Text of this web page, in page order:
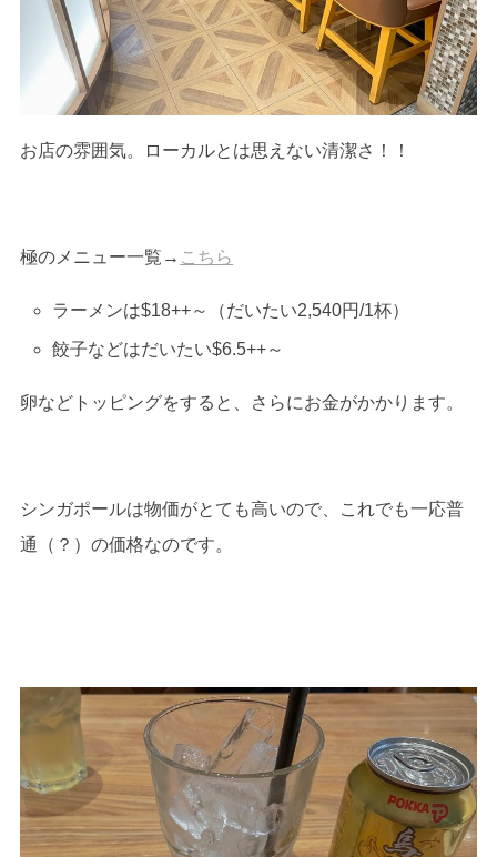
お店の雰囲気。ローカルとは思えない清潔さ！！
極のメニュー一覧→ こちら
ラーメンは$18++～（だいたい2,540円/1杯）
餃子などはだいたい$6.5++～
卵などトッピングをすると、さらにお金がかかります。
シンガポールは物価がとても高いので、これでも一応普
通（？）の価格なのです。